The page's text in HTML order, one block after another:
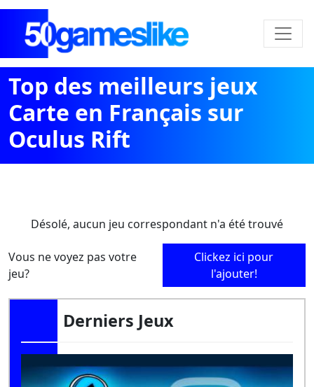
Top des meilleurs jeux
Carte en Français sur
Oculus Rift
Désolé, aucun jeu correspondant n'a été trouvé
Vous ne voyez pas votre
jeu?
Clickez ici pour
l'ajouter!
Derniers Jeux